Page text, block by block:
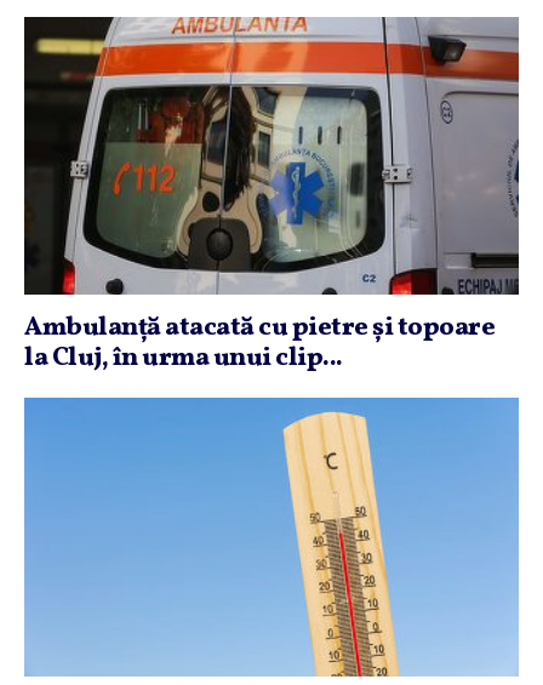
Ambulanţă atacată cu pietre şi topoare
la Cluj, în urma unui clip...